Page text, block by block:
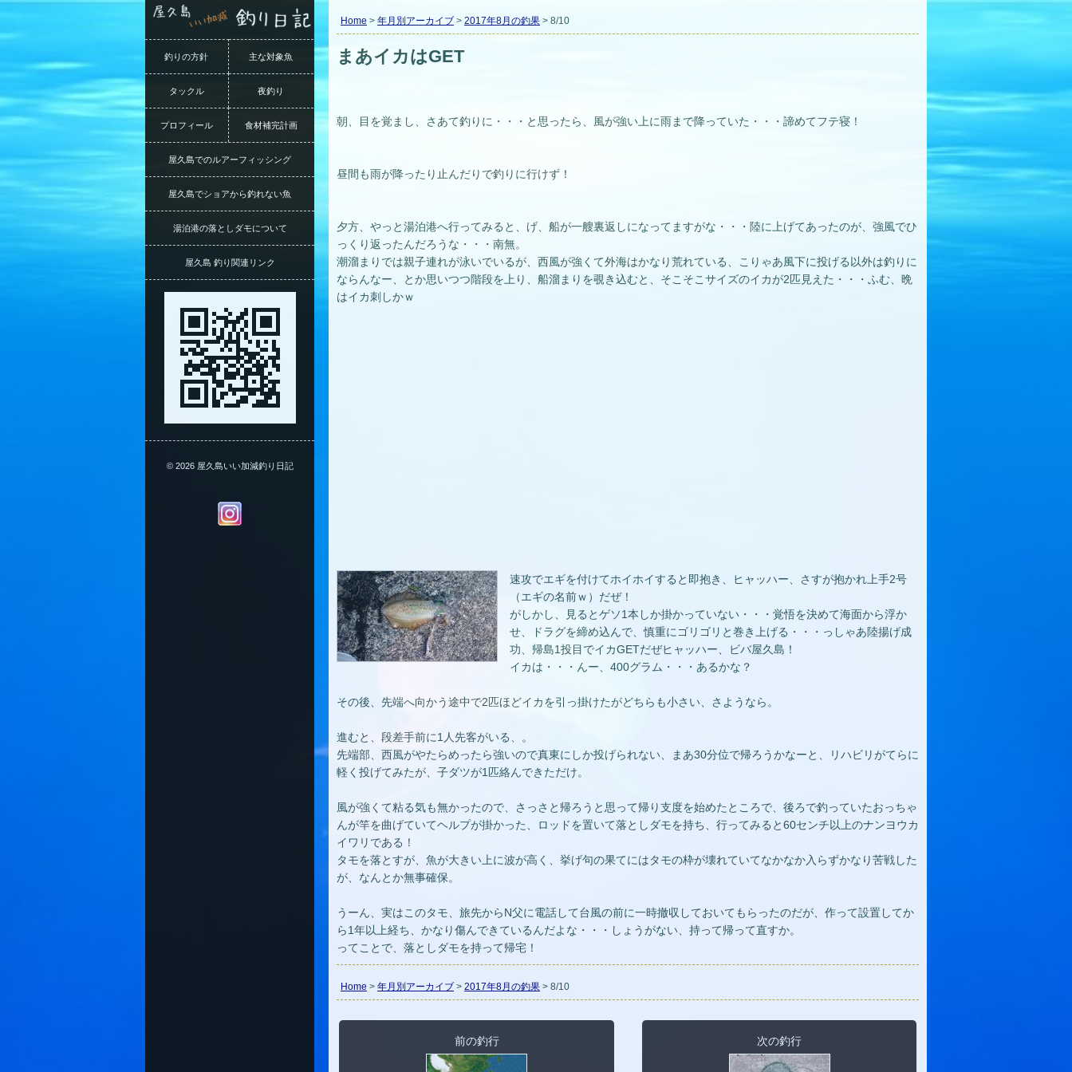
Home > 年月別アーカイブ > 2017年8月の釣果 > 8/10
まあイカはGET
朝、目を覚まし、さあて釣りに・・・と思ったら、風が強い上に雨まで降っていた・・・諦めてフテ寝！
昼間も雨が降ったり止んだりで釣りに行けず！
夕方、やっと湯泊港へ行ってみると、げ、船が一艘裏返しになってますがな・・・陸に上げてあったのが、強風でひ
っくり返ったんだろうな・・・南無。
潮溜まりでは親子連れが泳いでいるが、西風が強くて外海はかなり荒れている、こりゃあ風下に投げる以外は釣りに
ならんなー、とか思いつつ階段を上り、船溜まりを覗き込むと、そこそこサイズのイカが2匹見えた・・・ふむ、晩
はイカ刺しかｗ
速攻でエギを付けてホイホイすると即抱き、ヒャッハー、さすが抱かれ上手2号
（エギの名前ｗ）だぜ！
がしかし、見るとゲソ1本しか掛かっていない・・・覚悟を決めて海面から浮か
せ、ドラグを締め込んで、慎重にゴリゴリと巻き上げる・・・っしゃあ陸揚げ成
功、帰島1投目でイカGETだぜヒャッハー、ビバ屋久島！
イカは・・・んー、400グラム・・・あるかな？
その後、先端へ向かう途中で2匹ほどイカを引っ掛けたがどちらも小さい、さようなら。
進むと、段差手前に1人先客がいる、。
先端部、西風がやたらめったら強いので真東にしか投げられない、まあ30分位で帰ろうかなーと、リハビリがてらに
軽く投げてみたが、子ダツが1匹絡んできただけ。
風が強くて粘る気も無かったので、さっさと帰ろうと思って帰り支度を始めたところで、後ろで釣っていたおっちゃ
んが竿を曲げていてヘルプが掛かった、ロッドを置いて落としダモを持ち、行ってみると60センチ以上のナンヨウカ
イワリである！
タモを落とすが、魚が大きい上に波が高く、挙げ句の果てにはタモの枠が壊れていてなかなか入らずかなり苦戦した
が、なんとか無事確保。
うーん、実はこのタモ、旅先からN父に電話して台風の前に一時撤収しておいてもらったのだが、作って設置してか
ら1年以上経ち、かなり傷んできているんだよな・・・しょうがない、持って帰って直すか。
ってことで、落としダモを持って帰宅！
Home > 年月別アーカイブ > 2017年8月の釣果 > 8/10
前の釣行 次の釣行
釣りの方針 主な対象魚
タックル 夜釣り
プロフィール 食材補完計画
屋久島でのルアーフィッシング
屋久島でショアから釣れない魚
湯泊港の落としダモについて
屋久島 釣り関連リンク
© 2026 屋久島いい加減釣り日記